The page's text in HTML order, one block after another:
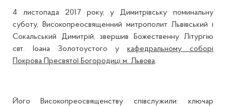
4 листопада 2017 року, у Димитрівську поминальну
суботу, Високопреосвященний митрополит Львівський і
Сокальський Димитрій, звершив Божественну Літургію
свт. Іоана Золотоустого укафедральному соборі
Покрова Пресвятої Богородиці м. Львова.
Його Високопреосвященству співслужили: ключар